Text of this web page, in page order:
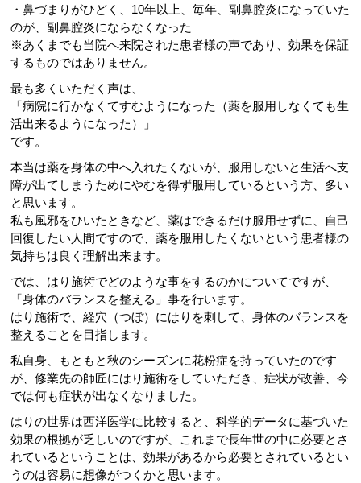
・鼻づまりがひどく、10年以上、毎年、副鼻腔炎になっていた
のが、副鼻腔炎にならなくなった
※あくまでも当院へ来院された患者様の声であり、効果を保証
するものではありません。
最も多くいただく声は、
「病院に行かなくてすむようになった（薬を服用しなくても生
活出来るようになった）」
です。
本当は薬を身体の中へ入れたくないが、服用しないと生活へ支
障が出てしまうためにやむを得ず服用しているという方、多い
と思います。
私も風邪をひいたときなど、薬はできるだけ服用せずに、自己
回復したい人間ですので、薬を服用したくないという患者様の
気持ちは良く理解出来ます。
では、はり施術でどのような事をするのかについてですが、
「身体のバランスを整える」事を行います。
はり施術で、経穴（つぼ）にはりを刺して、身体のバランスを
整えることを目指します。
私自身、もともと秋のシーズンに花粉症を持っていたのです
が、修業先の師匠にはり施術をしていただき、症状が改善、今
では何も症状が出なくなりました。
はりの世界は西洋医学に比較すると、科学的データに基づいた
効果の根拠が乏しいのですが、これまで長年世の中に必要とさ
れているということは、効果があるから必要とされているとい
うのは容易に想像がつくかと思います。